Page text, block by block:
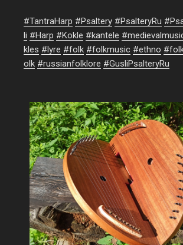
#TantraHarp #Psaltery #PsalteryRu #
li #Harp #Kokle #kantele #
kles #lyre #folk #folkmusic #ethno #
olk #russianfolklore #GusliPsalteryRu